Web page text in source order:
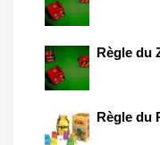
Règle du
Règle du